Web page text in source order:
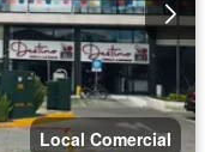
Local Comercial